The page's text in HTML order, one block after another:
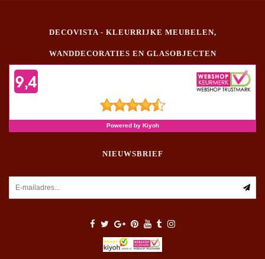
DECOVISTA - KLEURRIJKE MEUBELEN,
WANDDECORATIES EN GLASOBJECTEN
NIEUWSBRIEF